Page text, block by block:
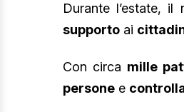
Durante l’estate,
supporto ai
Con circa mille
persone e